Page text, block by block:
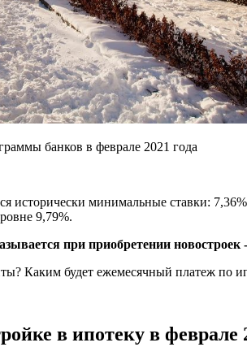
банков в феврале 2021 года
исторически минимальные ставки:
9,79%.
при приобретении
Каким будет ежемесячный платеж по
в ипотеку в